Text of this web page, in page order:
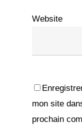
Website
mon site
prochain